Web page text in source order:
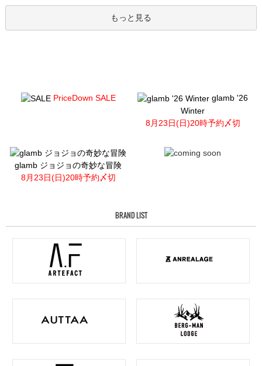
もっと見る
PriceDown SALE
glamb '26
Winter
8月23日(日)20時予約〆切
glamb ジョジョの奇妙な冒険
8月23日(日)20時予約〆切
BRAND LIST